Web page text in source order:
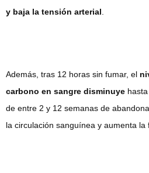
y baja la tensión arterial
Además, tras 12 horas sin fumar, el
carbono en sangre disminuye
de entre 2 y 12 semanas de
la circulación sanguínea y aumenta la